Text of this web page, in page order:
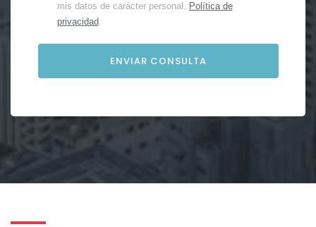
mis datos de carácter personal. Política de
privacidad.